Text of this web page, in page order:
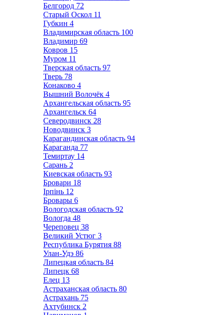
Белгород 72
Старый Оскол 11
Губкин 4
Владимирская область 100
Владимир 69
Ковров 15
Муром 11
Тверская область 97
Тверь 78
Конаково 4
Вышний Волочёк 4
Архангельская область 95
Архангельск 64
Северодвинск 28
Новодвинск 3
Карагандинская область 94
Караганда 77
Темиртау 14
Сарань 2
Киевская область 93
Бровари 18
Ірпінь 12
Бровары 6
Вологодская область 92
Вологда 48
Череповец 38
Великий Устюг 3
Республика Бурятия 88
Улан-Удэ 86
Липецкая область 84
Липецк 68
Елец 13
Астраханская область 80
Астрахань 75
Ахтубинск 2